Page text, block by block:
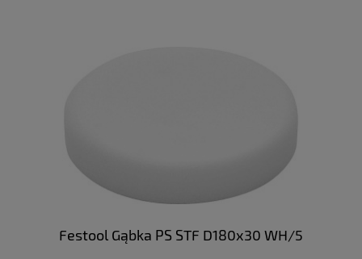
Festool Gąbka PS STF D180x30 WH/5